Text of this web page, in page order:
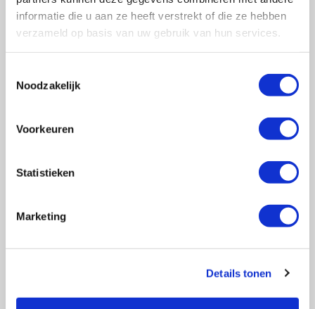
informatie die u aan ze heeft verstrekt of die ze hebben
verzameld op basis van uw gebruik van hun services.
Noodzakelijk
Voorkeuren
Statistieken
Marketing
Details tonen
Vragen?
of bel ons op:
Ziektebeelden
EGPA
RCA